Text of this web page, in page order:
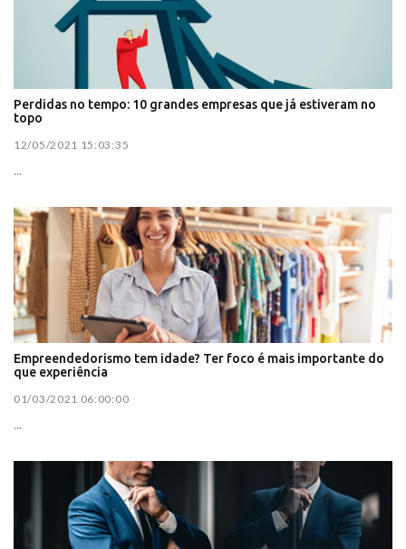
Perdidas no tempo: 10 grandes empresas que já estiveram no
topo
12/05/2021 15:03:35
...
Empreendedorismo tem idade? Ter foco é mais importante do
que experiência
01/03/2021 06:00:00
...